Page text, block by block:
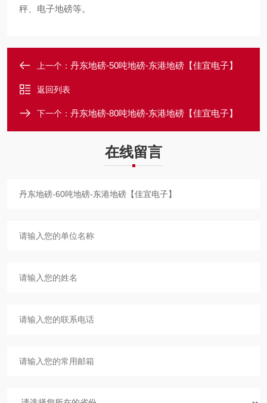
秤、电子地磅等。
上一个： 丹东地磅-50吨地磅-东港地磅【佳宜电子】
返回列表
下一个： 丹东地磅-80吨地磅-东港地磅【佳宜电子】
在线留言